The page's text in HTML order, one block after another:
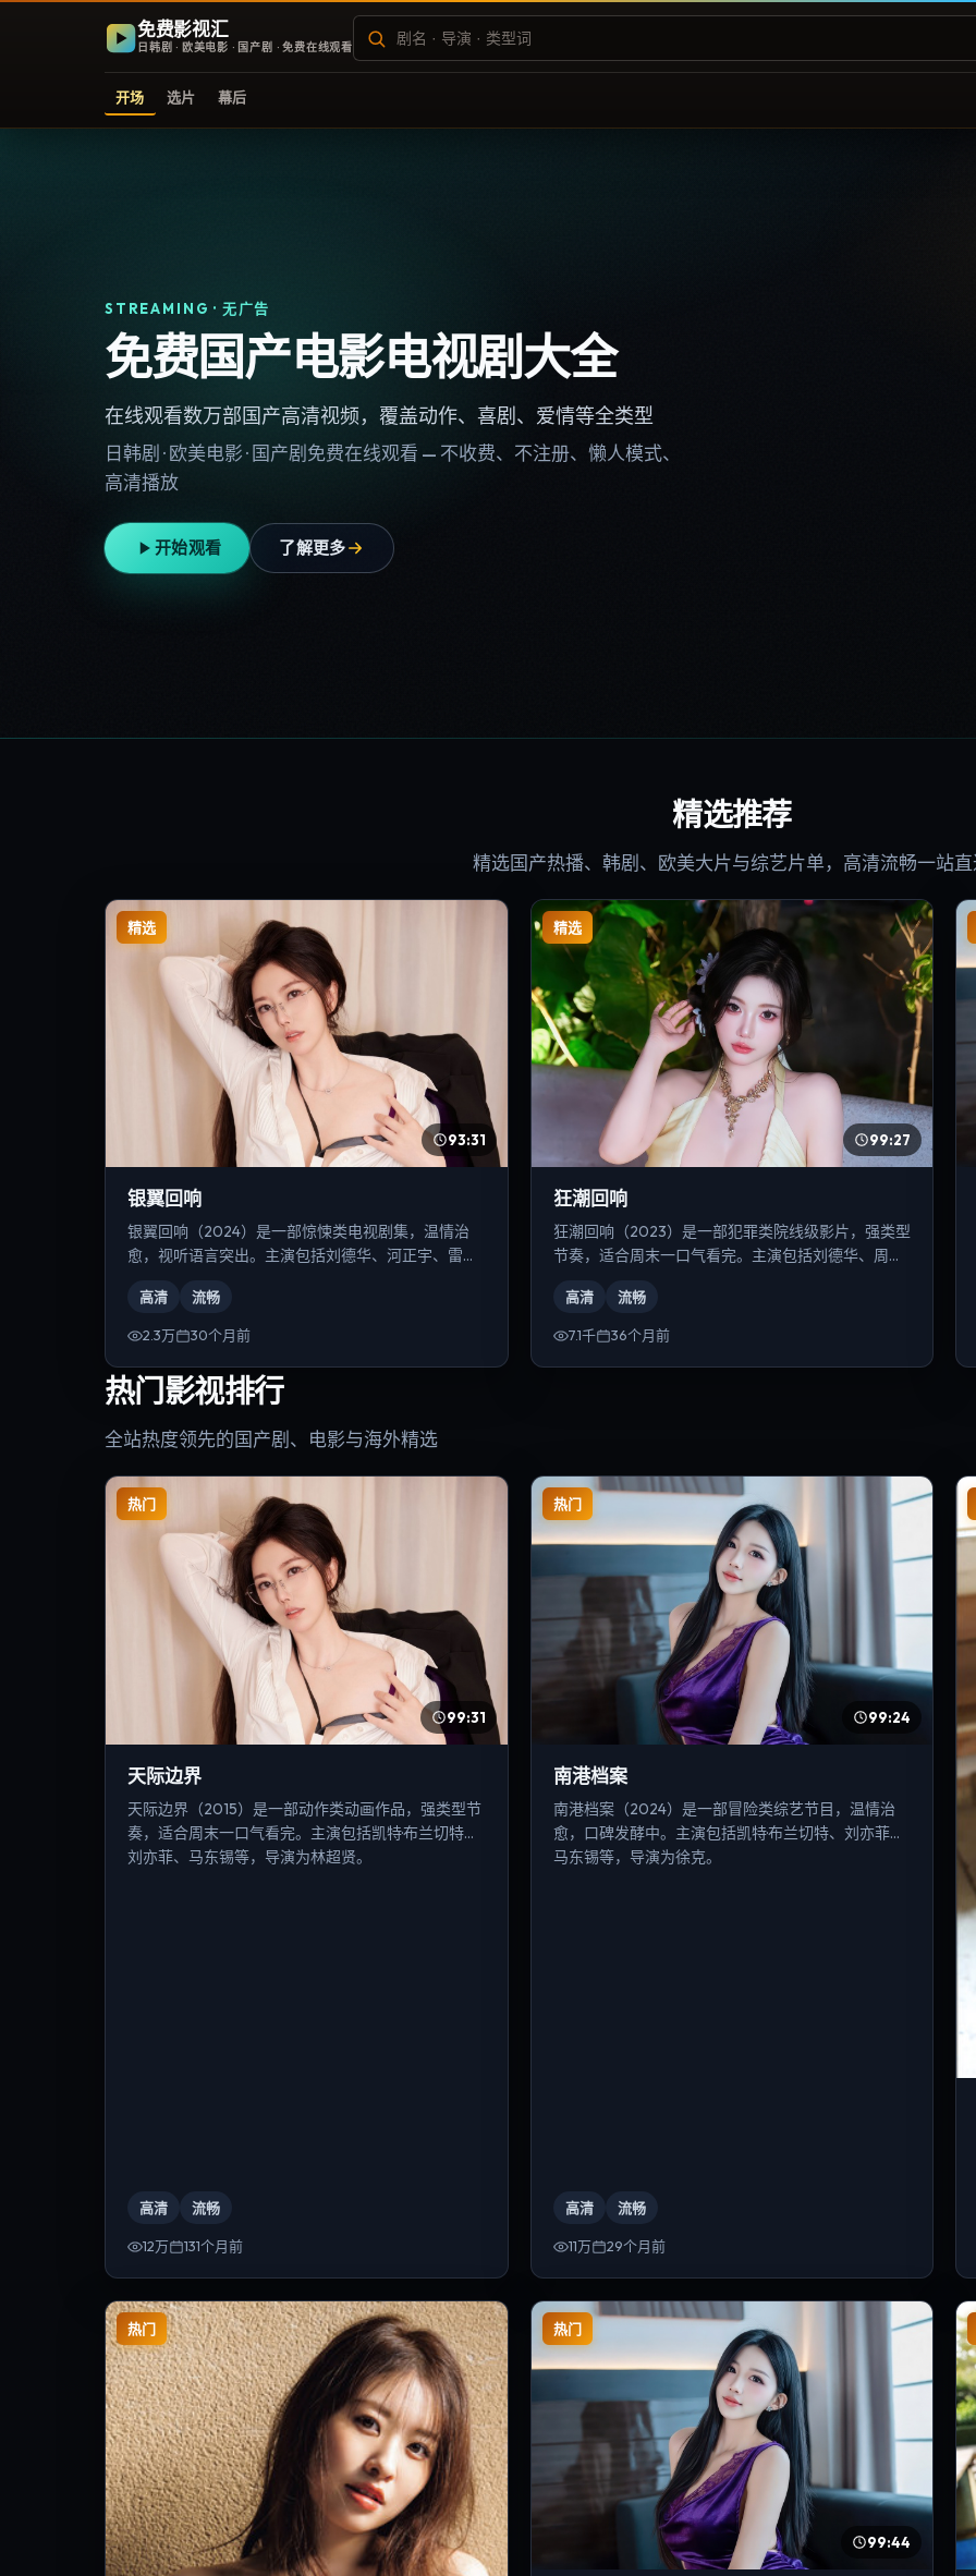
免费影视汇
日韩剧 · 欧美电影 · 国产剧 · 免费在线观看
开场 选片 幕后
STREAMING · 无广告
免费国产电影电视剧大全
在线观看数万部国产高清视频，覆盖动作、喜剧、爱情等全类型
日韩剧 · 欧美电影 · 国产剧免费在线观看 — 不收费、不注册、懒人模式、
高清播放
开始观看 了解更多
精选推荐
精选国产热播、韩剧、欧美大片与综艺片单，高清流畅一站
精选
93:31
银翼回响
银翼回响（2024）是一部惊悚类电视剧集，温情治
愈，视听语言突出。主演包括刘德华、河正宇、雷佳
高清 流畅
2.3万 30个月前
精选
99:27
狂潮回响
狂潮回响（2023）是一部犯罪类院线级影片，强类型
节奏，适合周末一口气看完。主演包括刘德华、周
高清 流畅
7.1千 36个月前
热门影视排行
全站热度领先的国产剧、电影与海外精选
热门
99:31
天际边界
天际边界（2015）是一部动作类动画作品，强类型节
奏，适合周末一口气看完。主演包括凯特·布兰切特、
刘亦菲、马东锡等，导演为林超贤。
高清 流畅
12万 131个月前
热门
99:24
南港档案
南港档案（2024）是一部冒险类综艺节目，温情治
愈，口碑发酵中。主演包括凯特·布兰切特、刘亦菲、
马东锡等，导演为徐克。
高清 流畅
11万 29个月前
热门 热门
99:44